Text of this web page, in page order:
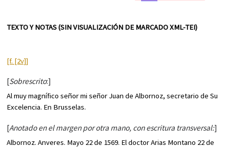
TEXTO Y NOTAS (SIN VISUALIZACIÓN DE MARCADO XML-TEI)
[f. [2v]]
[Sobrescrito:]
Al muy magnífico señor mi señor Juan de Albornoz, secretario de Su
Excelencia. En Brusselas.
[Anotado en el margen por otra mano, con escritura transversal:]
Albornoz. Anveres. Mayo 22 de 1569. El doctor Arias Montano 22 de